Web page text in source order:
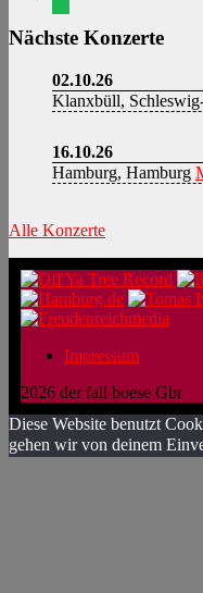
Nächste Konzerte
02.10.26
Klanxbüll,
16.10.26
Hamburg, Hamburg
Alle Konzerte
Impressum
2026 der fall boese Gbr
Diese Website benutzt
gehen wir von deinem